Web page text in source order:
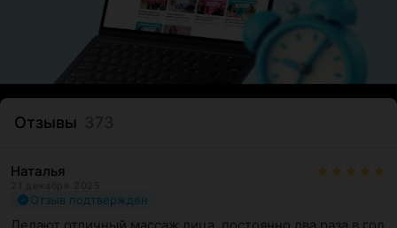
Отзывы
Наталья
Отзыв подтвержден